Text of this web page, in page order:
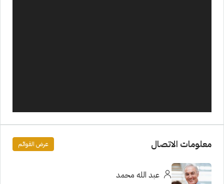
معلومات الاتصال عرض القوائم
عبد الله محمد